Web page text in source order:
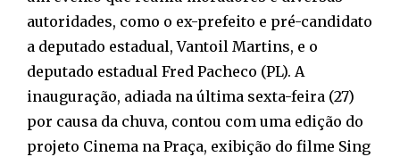
autoridades, como o ex-prefeito e pré-candidato
a deputado estadual, Vantoil Martins, e o
deputado estadual Fred Pacheco (PL). A
inauguração, adiada na última sexta-feira (27)
por causa da chuva, contou com uma edição do
projeto Cinema na Praça, exibição do filme Sing